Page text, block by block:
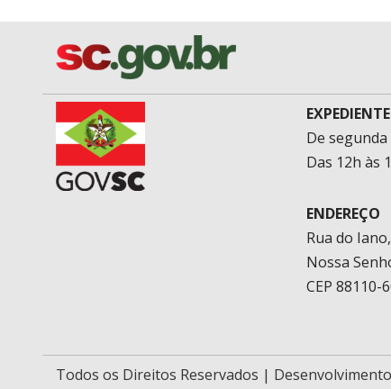
EXPEDIENTE
De segunda
Das 12h às
ENDEREÇO
Rua do
Nossa
CEP 88110-
Todos os Direitos Reservados |